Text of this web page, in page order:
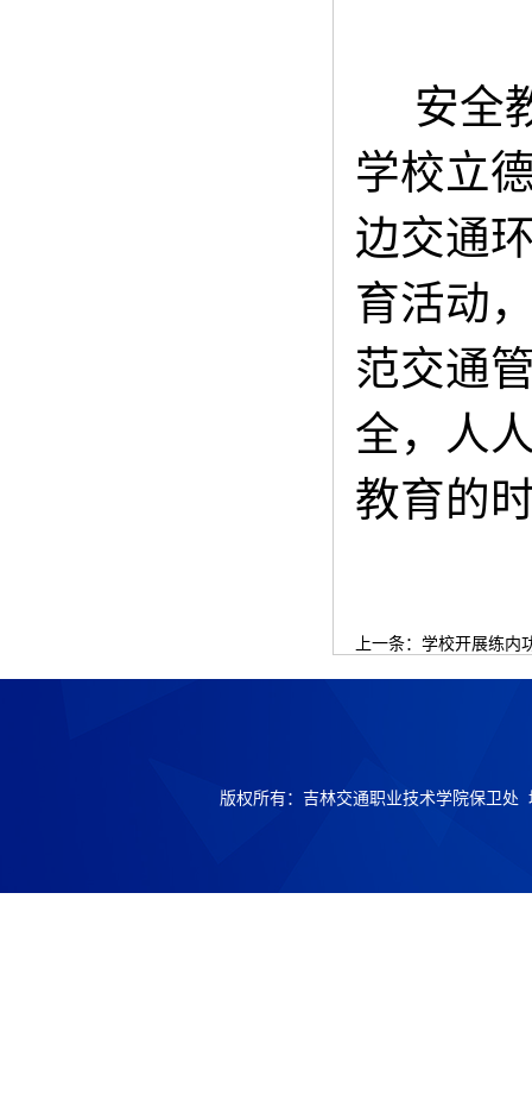
安全
学校立
边交通
育活动
范交通
全，人
教育的
上一条：学校开展练内
版权所有：吉林交通职业技术学院保卫